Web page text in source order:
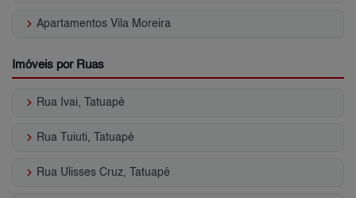
keyboard_arrow_right Apartamentos Vila Moreira
Imóveis por Ruas
keyboard_arrow_right Rua Ivai, Tatuapé
keyboard_arrow_right Rua Tuiuti, Tatuapé
keyboard_arrow_right Rua Ulisses Cruz, Tatuapé